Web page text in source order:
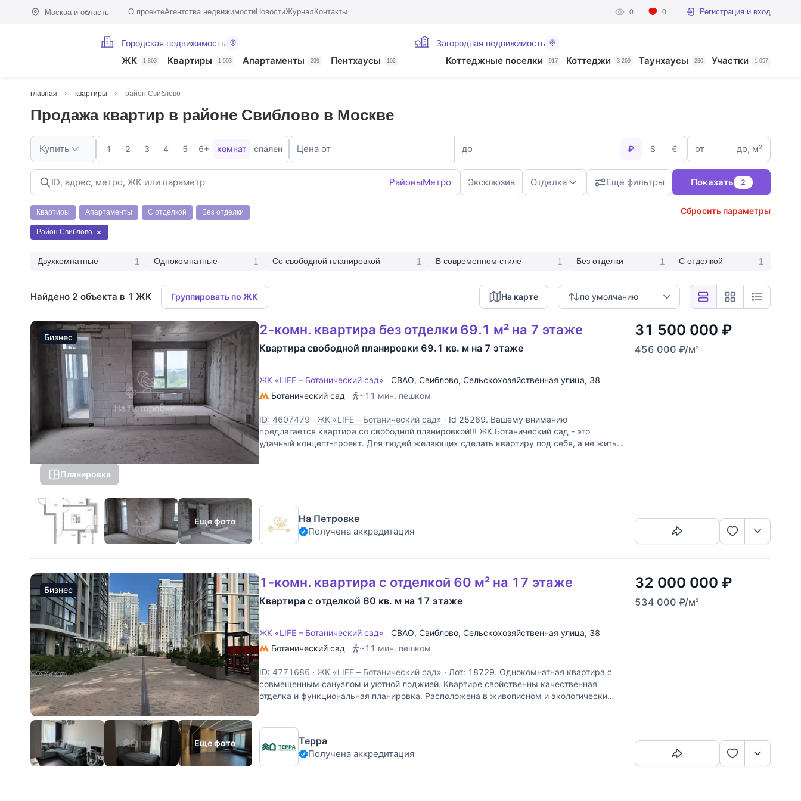
Москва и область О проектеАгентства недвижимостиНовостиЖурнал Контакты 0 0 Регистрация и вход
Городская недвижимость
ЖК 1 863 Квартиры 1 503 Апартаменты 239 Пентхаусы 102
Загородная недвижимость
Коттеджные поселки 917 Коттеджи 3 269 Таунхаусы 230 Участки 1 057
главная квартиры район Свиблово
Продажа квартир в районе Свиблово в Москве
Купить 1 2 3 4 5 6+ комнат спален Цена от до ₽ $ € от до, м²
РайоныМетро Эксклюзив Отделка Ещё фильтры Показать 2
Квартиры Апартаменты С отделкой Без отделки Сбросить параметры
Район Свиблово
Двухкомнатные 1 Однокомнатные 1 Со свободной планировкой 1 В современном стиле 1 Без отделки 1 С отделкой 1
Найдено 2 объекта в 1 ЖК Группировать по ЖК по умолчанию
На карте
Бизнес
Планировка
Еще фото
2-комн. квартира без отделки 69.1 м² на 7 этаже
Квартира свободной планировки 69.1 кв. м на 7 этаже
ЖК «LIFE – Ботанический сад» СВАО, Свиблово, Сельскохозяйственная улица, 38
Ботанический сад
~11 мин. пешком
ID: 4607479 · ЖК «LIFE – Ботанический сад» · Id 25269. Вашему вниманию
предлагается квартира со свободной планировкой!!! ЖК Ботанический сад - это
удачный концепт-проект. Для людей желающих сделать квартиру под себя, а не жить с
На Петровке
Получена аккредитация
31 500 000 ₽
456 000 ₽/м2
Бизнес
Еще фото
1-комн. квартира с отделкой 60 м² на 17 этаже
Квартира с отделкой 60 кв. м на 17 этаже
ЖК «LIFE – Ботанический сад» СВАО, Свиблово, Сельскохозяйственная улица, 38
Ботанический сад
~11 мин. пешком
ID: 4771686 · ЖК «LIFE – Ботанический сад» · Лот: 18729. Однокомнатная квартира с
совмещенным санузлом и уютной лоджией. Квартире свойственны качественная
отделка и функциональная планировка. Расположена в живописном и экологически
Терра
Получена аккредитация
32 000 000 ₽
534 000 ₽/м2